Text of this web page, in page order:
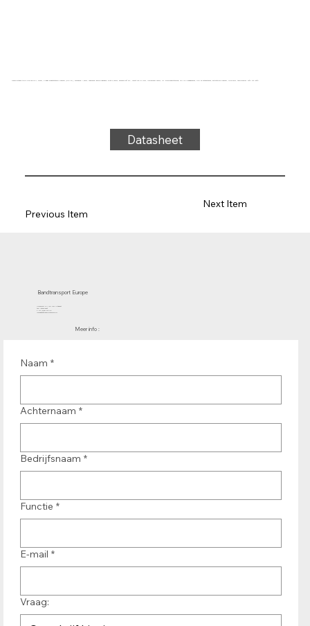
Transportband type UG27-85 SPU, blauw, 2-laags breedtestabiel weefsel (DRAFP), bovenzijde: 1,0mm, onderzijde: geïmpregneerd, dikte 2,15mm, hardheid 86° ShA, kracht-rek 14N/mm, roldiameter 30mm, rol- en glijondersteuning, FDA/EU goedgekeurd, olie- en vetbestendig, antistatisch weefsel, krimparm, temperatuur -40°C tot 100°C
Datasheet
Previous Item
Next Item
Bandtransport Europe
Molenwerf 12 | 1911 DB Uitgeest
the Netherlands
T.:+31 (0)251 319 119
info@bandtransporteurope.nl
Meer info :
Naam *
Achternaam *
Bedrijfsnaam *
Functie *
E-mail *
Vraag: